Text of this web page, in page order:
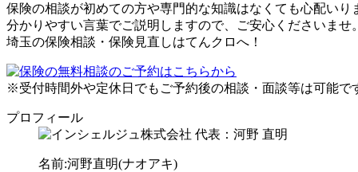
保険の相談が初めての方や専門的な知識はなくても心配いり
分かりやすい言葉でご説明しますので、ご安心くださいませ。
埼玉の保険相談・保険見直しはてんクロへ！
※受付時間外や定休日でもご予約後の相談・面談等は可能で
プロフィール
名前:河野直明(ナオアキ)